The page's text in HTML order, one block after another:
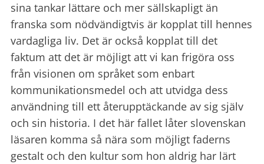
sina tankar lättare och mer sällskapligt än
franska som nödvändigtvis är kopplat till hennes
vardagliga liv. Det är också kopplat till det
faktum att det är möjligt att vi kan frigöra oss
från visionen om språket som enbart
kommunikationsmedel och att utvidga dess
användning till ett återupptäckande av sig själv
och sin historia. I det här fallet låter slovenskan
läsaren komma så nära som möjligt faderns
gestalt och den kultur som hon aldrig har lärt